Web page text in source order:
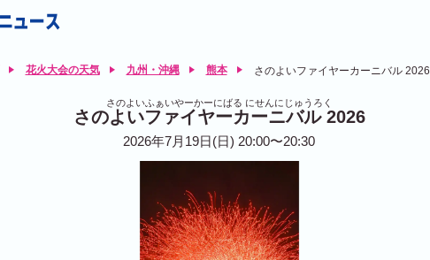
花火大会の天気 九州・沖縄 熊本 さのよいファイヤーカーニバル 2026
さのよいふぁいやーかーにばる にせんにじゅうろく
さのよいファイヤーカーニバル 2026
2026年7月19日(日) 20:00〜20:30